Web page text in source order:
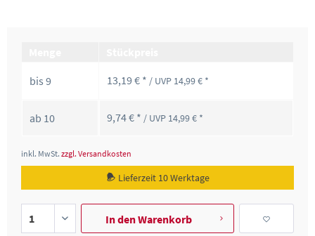
bis 9 13,19 € * / UVP 14,99 € *
ab 10 9,74 € * / UVP 14,99 € *
inkl. MwSt. zzgl. Versandkosten
Lieferzeit 10 Werktage
In denWarenkorb